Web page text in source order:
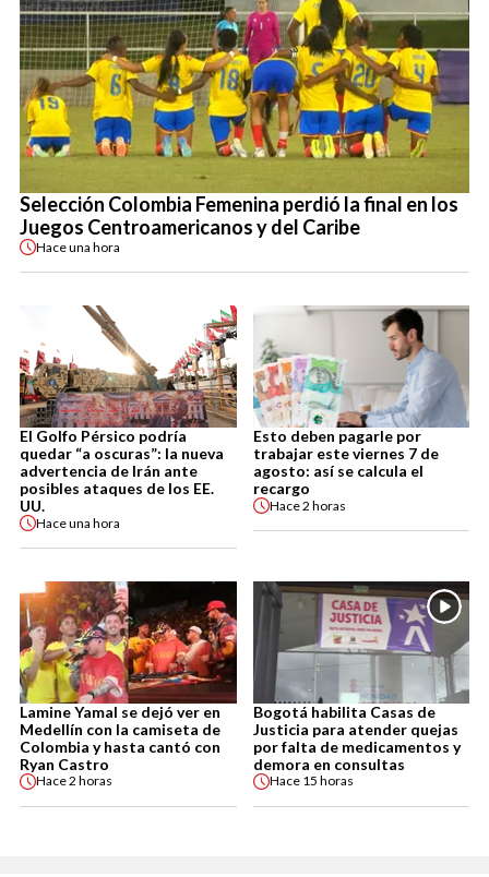
Selección Colombia Femenina perdió la final en los
Juegos Centroamericanos y del Caribe
Haceuna hora
El Golfo Pérsico podría
quedar “a oscuras”: la nueva
advertencia de Irán ante
posibles ataques de los EE.
UU.
Haceuna hora
Esto deben pagarle por
trabajar este viernes 7 de
agosto: así se calcula el
recargo
Hace2 horas
Lamine Yamal se dejó ver en
Medellín con la camiseta de
Colombia y hasta cantó con
Ryan Castro
Hace2 horas
Bogotá habilita Casas de
Justicia para atender quejas
por falta de medicamentos y
demora en consultas
Hace 15 horas